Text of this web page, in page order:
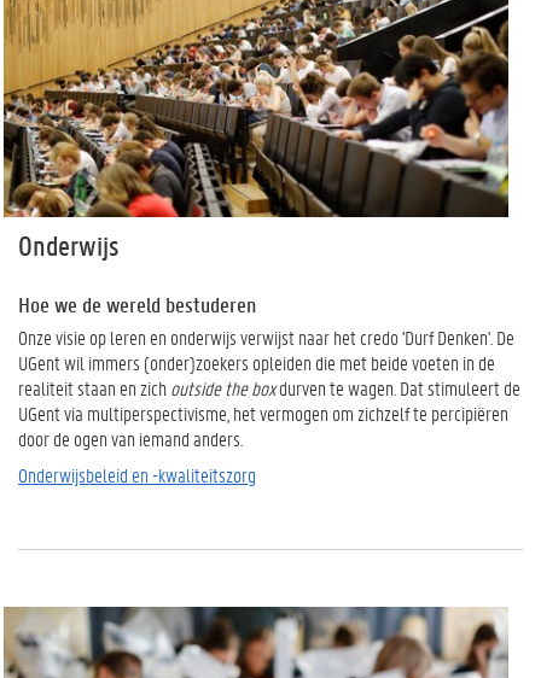
Onderwijs
Hoe we de wereld bestuderen
Onze visie op leren en onderwijs verwijst naar het credo 'Durf Denken'. De
UGent wil immers (onder)zoekers opleiden die met beide voeten in de
realiteit staan en zich outside the boxdurven te wagen.Dat stimuleert de
UGent via multiperspectivisme,het vermogen om zichzelf te percipiëren
door de ogen van iemand anders.
Onderwijsbeleid en -kwaliteitszorg